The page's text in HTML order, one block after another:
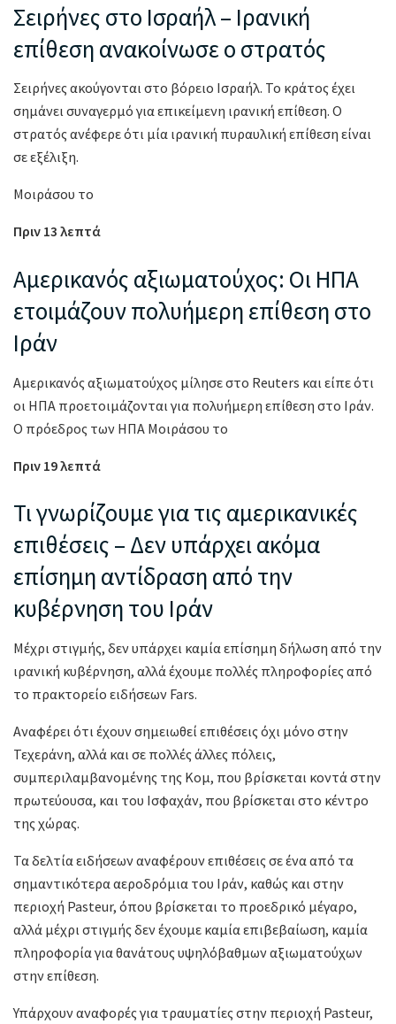
Σειρήνες στο Ισραήλ – Ιρανική
επίθεση ανακοίνωσε ο στρατός
Σειρήνες ακούγονται στο βόρειο Ισραήλ. Το κράτος έχει
σημάνει συναγερμό για επικείμενη ιρανική επίθεση. Ο
στρατός ανέφερε ότι μία ιρανική πυραυλική επίθεση είναι
σε εξέλιξη.
Μοιράσου το
Πριν 13 λεπτά
Αμερικανός αξιωματούχος: Οι ΗΠΑ
ετοιμάζουν πολυήμερη επίθεση στο
Ιράν
Αμερικανός αξιωματούχος μίλησε στο Reuters και είπε ότι
οι ΗΠΑ προετοιμάζονται για πολυήμερη επίθεση στο Ιράν.
Ο πρόεδρος των ΗΠΑ Μοιράσου το
Πριν 19 λεπτά
Τι γνωρίζουμε για τις αμερικανικές
επιθέσεις – Δεν υπάρχει ακόμα
επίσημη αντίδραση από την
κυβέρνηση του Ιράν
Μέχρι στιγμής, δεν υπάρχει καμία επίσημη δήλωση από την
ιρανική κυβέρνηση, αλλά έχουμε πολλές πληροφορίες από
το πρακτορείο ειδήσεων Fars.
Αναφέρει ότι έχουν σημειωθεί επιθέσεις όχι μόνο στην
Τεχεράνη, αλλά και σε πολλές άλλες πόλεις,
συμπεριλαμβανομένης της Κομ, που βρίσκεται κοντά στην
πρωτεύουσα, και του Ισφαχάν, που βρίσκεται στο κέντρο
της χώρας.
Τα δελτία ειδήσεων αναφέρουν επιθέσεις σε ένα από τα
σημαντικότερα αεροδρόμια του Ιράν, καθώς και στην
περιοχή Pasteur, όπου βρίσκεται το προεδρικό μέγαρο,
αλλά μέχρι στιγμής δεν έχουμε καμία επιβεβαίωση, καμία
πληροφορία για θανάτους υψηλόβαθμων αξιωματούχων
στην επίθεση.
Υπάρχουν αναφορές για τραυματίες στην περιοχή Pasteur,